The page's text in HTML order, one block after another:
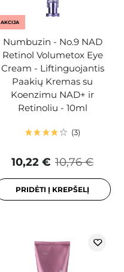
AKCIJA
Numbuzin - No.9 NAD
Retinol Volumetox Eye
Cream - Liftinguojantis
Paakių Kremas su
Koenzimu NAD+ ir
Retinoliu - 10ml
3
10,76 €
10,22 €
PRIDĖTI Į KREPŠELĮ